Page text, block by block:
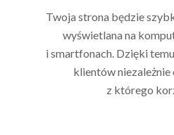
Twoja strona będzie
wyświetlana na
i smartfonach. Dzięki
klientów niezależnie
z którego